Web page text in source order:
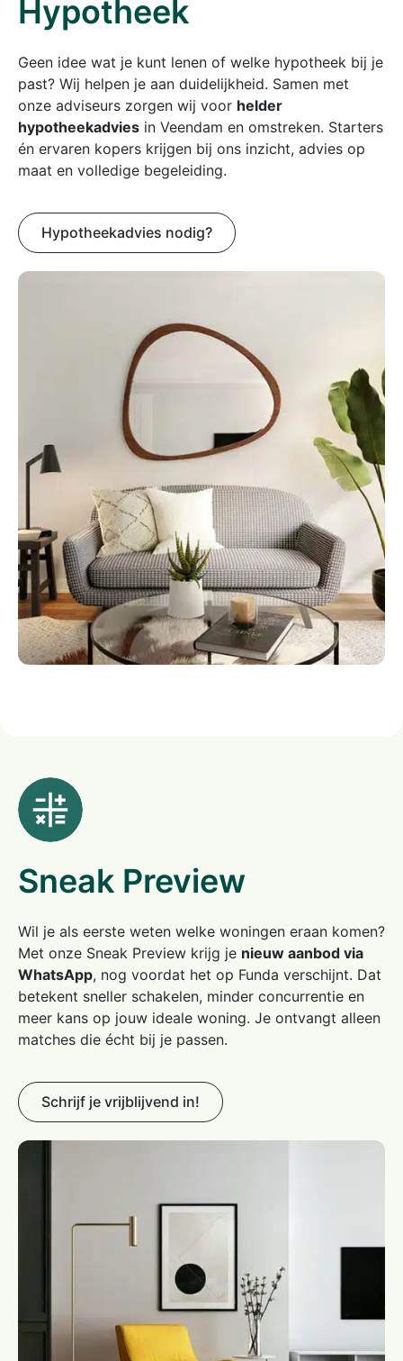
Hypotheek
Geen idee wat je kunt lenen of welke hypotheek bij je
past? Wij helpen je aan duidelijkheid. Samen met
onze adviseurs zorgen wij voor helder
hypotheekadvies in Veendam en omstreken. Starters
én ervaren kopers krijgen bij ons inzicht, advies op
maat en volledige begeleiding.
Hypotheekadvies nodig?
Sneak Preview
Wil je als eerste weten welke woningen eraan komen?
Met onze Sneak Preview krijg je nieuw aanbod via
WhatsApp, nog voordat het op Funda verschijnt. Dat
betekent sneller schakelen, minder concurrentie en
meer kans op jouw ideale woning. Je ontvangt alleen
matches die écht bij je passen.
Schrijf je vrijblijvend in!